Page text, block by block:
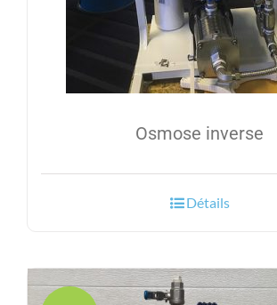
Osmose inverse
Détails